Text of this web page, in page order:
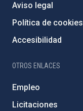
Aviso legal
Política de cookies
Accesibilidad
OTROS ENLACES
Empleo
Licitaciones